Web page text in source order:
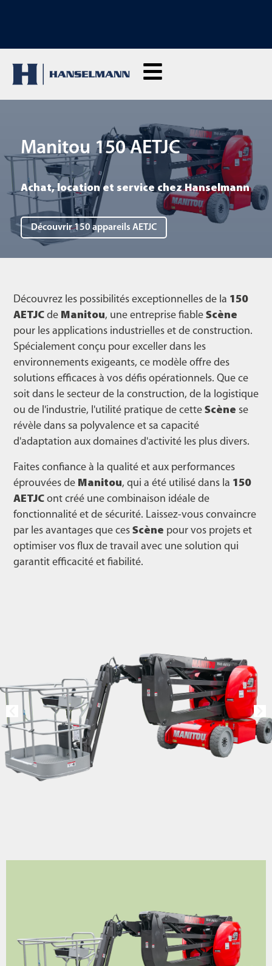
DÉCOUVREZ NOS FORMATIONS : cliquez ici et demandez des
Manitou 150 AETJC
Achat, location et service chez Hanselmann
Découvrir 150 appareils AETJC
Découvrez les possibilités exceptionnelles de la 150
AETJC de Manitou, une entreprise fiable Scène
pour les applications industrielles et de construction.
Spécialement conçu pour exceller dans les
environnements exigeants, ce modèle offre des
solutions efficaces à vos défis opérationnels. Que ce
soit dans le secteur de la construction, de la logistique
ou de l'industrie, l'utilité pratique de cette Scène se
révèle dans sa polyvalence et sa capacité
d'adaptation aux domaines d'activité les plus divers.
Faites confiance à la qualité et aux performances
éprouvées de Manitou, qui a été utilisé dans la 150
AETJC ont créé une combinaison idéale de
fonctionnalité et de sécurité. Laissez-vous convaincre
par les avantages que ces Scène pour vos projets et
optimiser vos flux de travail avec une solution qui
garantit efficacité et fiabilité.